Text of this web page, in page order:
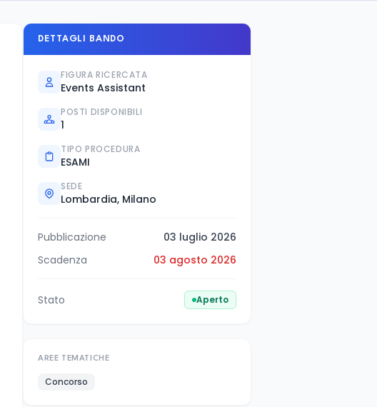
DETTAGLI BANDO
FIGURA RICERCATA
Events Assistant
POSTI DISPONIBILI
1
TIPO PROCEDURA
ESAMI
SEDE
Lombardia, Milano
Pubblicazione
03 luglio 2026
Scadenza
03 agosto 2026
Stato Aperto
AREE TEMATICHE
Concorso